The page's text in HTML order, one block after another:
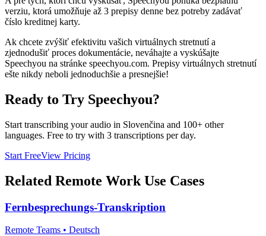
verziu, ktorá umožňuje až 3 prepisy denne bez potreby zadávať
číslo kreditnej karty.
Ak chcete zvýšiť efektivitu vašich virtuálnych stretnutí a
zjednodušiť proces dokumentácie, neváhajte a vyskúšajte
Speechyou na stránke speechyou.com. Prepisy virtuálnych stretnutí
ešte nikdy neboli jednoduchšie a presnejšie!
Ready to Try Speechyou?
Start transcribing your audio in Slovenčina and 100+ other
languages. Free to try with 3 transcriptions per day.
Start FreeView Pricing
Related Remote Work Use Cases
Fernbesprechungs-Transkription
Remote Teams • Deutsch